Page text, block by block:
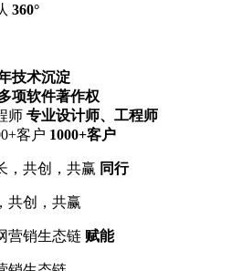
360°
技术沉淀
项软件著作权
专业设计师、工程师
1000+客户
同行
共创，共赢
赋能